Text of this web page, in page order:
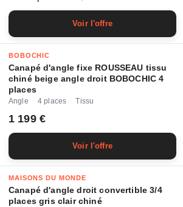
Voir l'offre
BOBOCHIC
Canapé d'angle fixe ROUSSEAU tissu
chiné beige angle droit BOBOCHIC 4
places
Angle · 4 places · Tissu
1 199 €
Voir l'offre
MAISONS DU MONDE
Canapé d'angle droit convertible 3/4
places gris clair chiné